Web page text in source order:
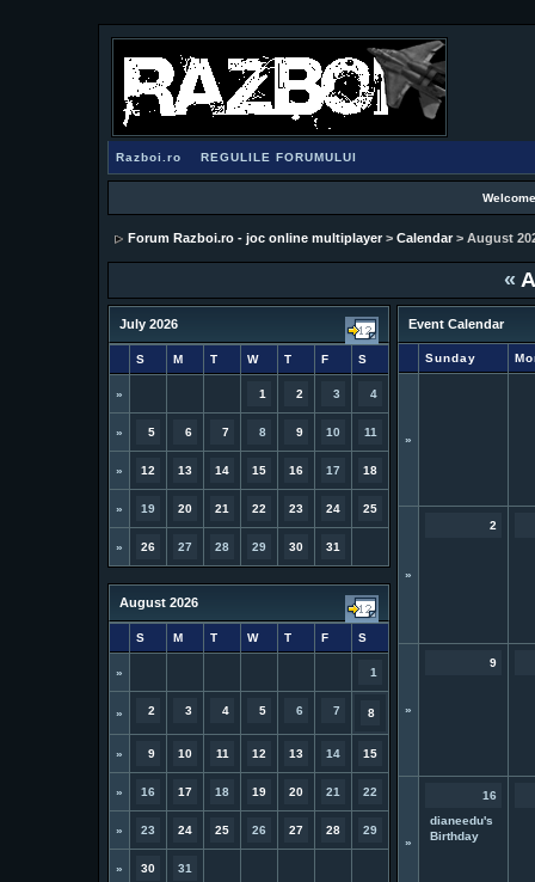
Razboi.ro REGULILE FORUMULUI
Forum Razboi.ro - joc online multiplayer> Calendar> August
«
July 2026
S M T W T F S
» 1 2 3 4
» 5 6 7 8 9 10 11
» 12 13 14 15 16 17 18
» 19 20 21 22 23 24 25
» 26 27 28 29 30 31
August 2026
S M T W T F S
» 1
» 2 3 4 5 6 7 8
» 9 10 11 12 13 14 15
» 16 17 18 19 20 21 22
» 23 24 25 26 27 28 29
» 30 31
Event Calendar
Sunday
»
»
2
»
9
»
16
dianeedu's
Birthday